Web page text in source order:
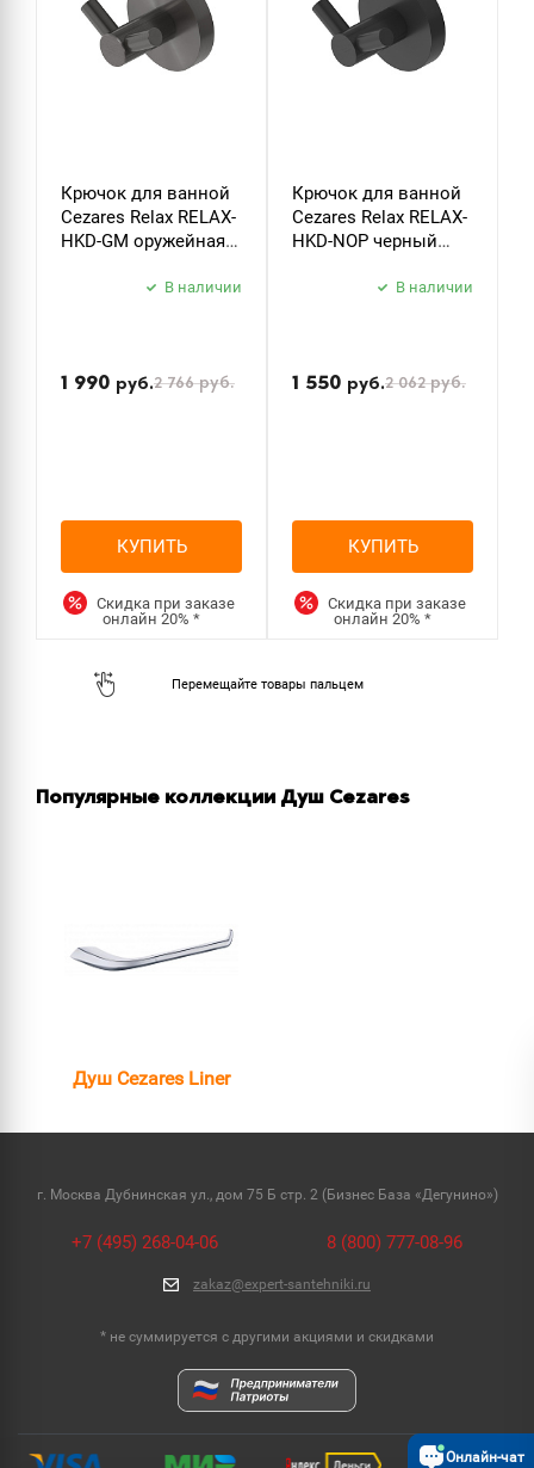
Крючок для ванной
Cezares Relax RELAX-
HKD-GM оружейная
В наличии
1 990 руб.2 766руб.
КУПИТЬ
Скидка при заказе
онлайн20%*
Крючок для ванной
Cezares Relax RELAX-
HKD-NOP черный
В наличии
1 550 руб.2 062руб.
КУПИТЬ
Скидка при заказе
онлайн20%*
Популярные коллекции Душ Cezares
Душ Cezares Liner
г. Москва Дубнинская ул., дом 75 Б стр. 2 (Бизнес База «Дегунино»)
+7 (495) 268-04-06 8 (800) 777-08-96
zakaz@expert-santehniki.ru
* не суммируется с другими акциями и скидками
Онлайн-чат